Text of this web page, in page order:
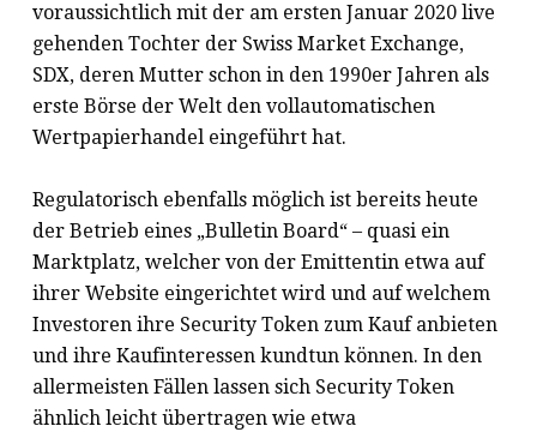
voraussichtlich mit der am ersten Januar 2020 live
gehenden Tochter der Swiss Market Exchange,
SDX, deren Mutter schon in den 1990er Jahren als
erste Börse der Welt den vollautomatischen
Wertpapierhandel eingeführt hat.
Regulatorisch ebenfalls möglich ist bereits heute
der Betrieb eines „Bulletin Board“ – quasi ein
Marktplatz, welcher von der Emittentin etwa auf
ihrer Website eingerichtet wird und auf welchem
Investoren ihre Security Token zum Kauf anbieten
und ihre Kaufinteressen kundtun können. In den
allermeisten Fällen lassen sich Security Token
ähnlich leicht übertragen wie etwa